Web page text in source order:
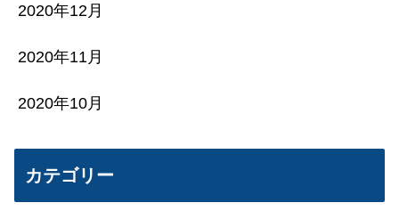
2020年12月
2020年11月
2020年10月
カテゴリー